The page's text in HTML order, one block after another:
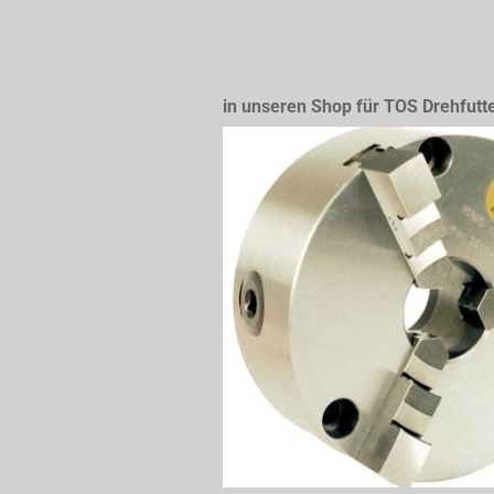
in unseren Shop für TOS